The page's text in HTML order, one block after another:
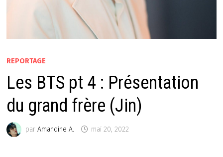
REPORTAGE
Les BTS pt 4 : Présentation
du grand frère (Jin)
parAmandine A. mai 20, 2022